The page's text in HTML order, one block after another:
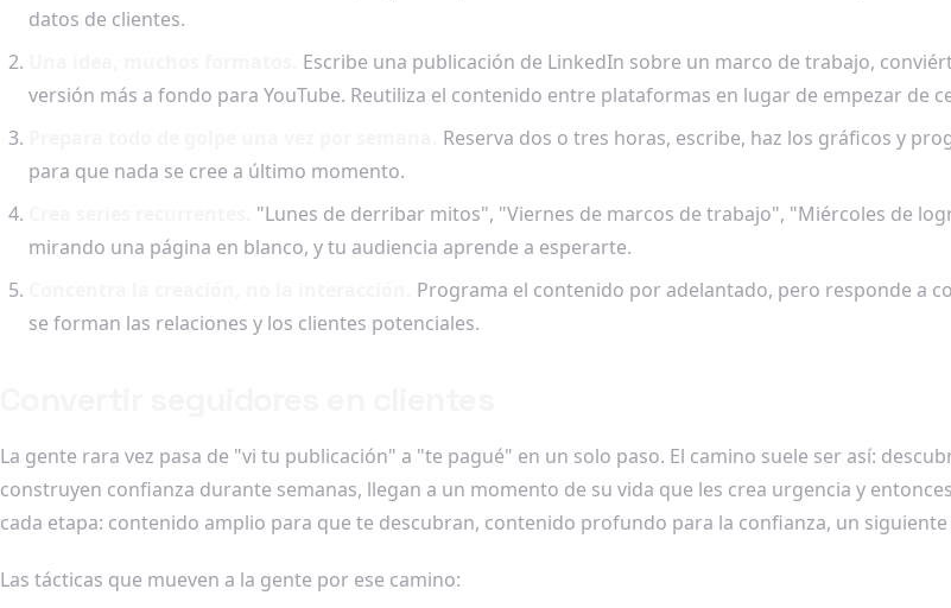
datos de clientes.
Escribe una publicación de LinkedIn sobre un marco de trabajo,
versión más a fondo para YouTube. Reutiliza el contenido entre plataformas en lugar de empezar de
Reserva dos o tres horas, escribe, haz los gráficos y
para que nada se cree a último momento.
"Lunes de derribar mitos", "Viernes de marcos de trabajo", "Miércoles de
mirando una página en blanco, y tu audiencia aprende a esperarte.
Programa el contenido por adelantado, pero responde a
se forman las relaciones y los clientes potenciales.
La gente rara vez pasa de "vi tu publicación" a "te pagué" en un solo paso. El camino suele ser así:
construyen confianza durante semanas, llegan a un momento de su vida que les crea urgencia y
cada etapa: contenido amplio para que te descubran, contenido profundo para la confianza, un
Las tácticas que mueven a la gente por ese camino: